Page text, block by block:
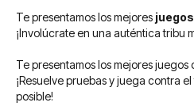
Te presentamos los mejores
¡Involúcrate en una auténtica tribu
Te presentamos los mejores
¡Resuelve pruebas y juega contra
posible!